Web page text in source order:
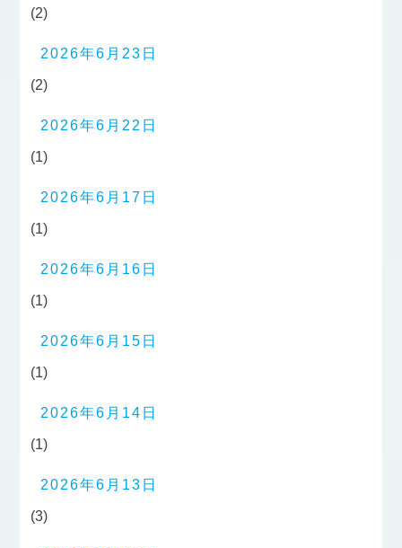
(2)
2026年6月23日
(2)
2026年6月22日
(1)
2026年6月17日
(1)
2026年6月16日
(1)
2026年6月15日
(1)
2026年6月14日
(1)
2026年6月13日
(3)